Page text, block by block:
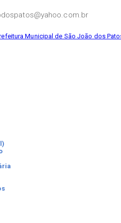
Municipal de São João dos